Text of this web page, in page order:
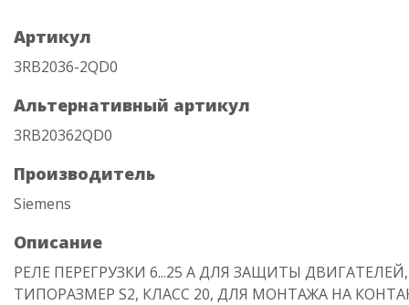
Артикул
3RB2036-2QD0
Альтернативный артикул
3RB20362QD0
Производитель
Siemens
Описание
РЕЛЕ ПЕРЕГРУЗКИ 6...25 A ДЛЯ ЗАЩИТЫ ДВИГАТЕЛЕЙ,
ТИПОРАЗМЕР S2, КЛАСС 20, ДЛЯ МОНТАЖА НА